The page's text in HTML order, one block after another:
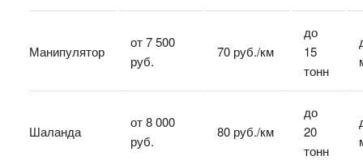
Манипулятор
от 7 500
руб.
70 руб./км
до
15
тонн
Шаланда
от 8 000
руб.
80 руб./км
до
20
тонн